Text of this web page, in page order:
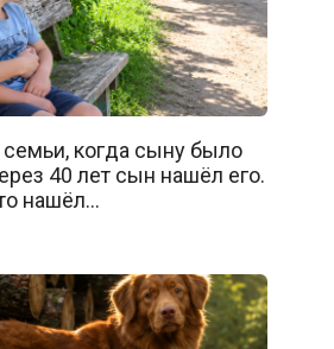
когда сыну было
40 лет сын нашёл его.
нашёл…